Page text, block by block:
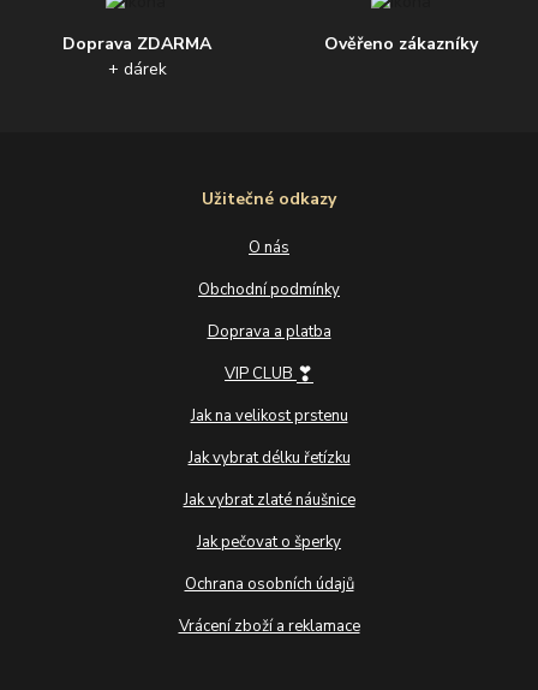
Doprava ZDARMA
+ dárek
Ověřeno zákazníky
Užitečné odkazy
O nás
Obchodní podmínky
Doprava a platba
VIP CLUB ❣
Jak na velikost prstenu
Jak vybrat délku řetízku
Jak vybrat zlaté náušnice
Jak pečovat o šperky
Ochrana osobních údajů
Vrácení zboží a reklamace